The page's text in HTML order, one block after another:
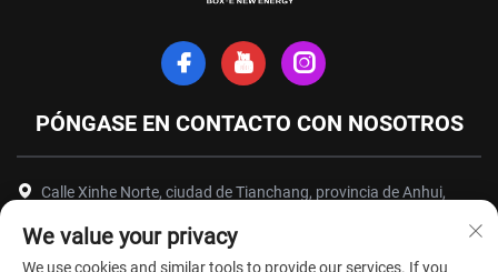
PÓNGASE EN CONTACTO CON NOSOTROS
Calle Xinhe Norte, ciudad de Tianchang, provincia de Anhui,
We value your privacy
We use cookies and similar tools to provide our services. If you